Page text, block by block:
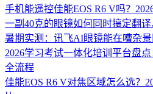
手机能遥控佳能EOS R6 V吗？
一副40克的眼镜如何同时搞定翻译
暑期实测：讯飞AI眼镜能在嘈杂景
2026学习考试一体化培训平台盘
全流程
佳能EOS R6 V对焦区域怎么选？